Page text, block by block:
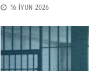
16 İYUN 2026